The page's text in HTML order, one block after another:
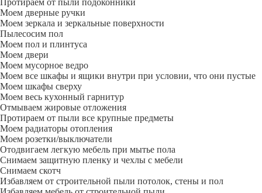
Протираем от пыли подоконники
Моем дверные ручки
Моем зеркала и зеркальные поверхности
Пылесосим пол
Моем пол и плинтуса
Моем двери
Моем мусорное ведро
Моем все шкафы и ящики внутри при условии, что они пустые
Моем шкафы сверху
Моем весь кухонный гарнитур
Отмываем жировые отложения
Протираем от пыли все крупные предметы
Моем радиаторы отопления
Моем розетки/выключатели
Отодвигаем легкую мебель при мытье пола
Снимаем защитную пленку и чехлы с мебели
Снимаем скотч
Избавляем от строительной пыли потолок, стены и пол